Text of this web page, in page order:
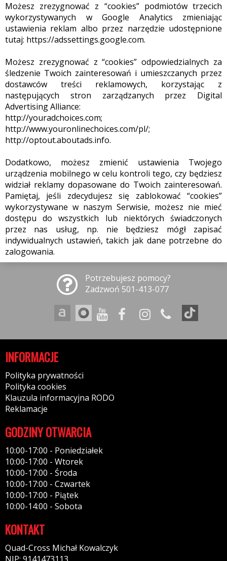
Możesz zrezygnować z “cookies” podmiotów trzecich
wykorzystywanych w Google Analytics zmieniając
ustawienia reklam albo przez narzędzie udostępnione
tutaj: https://adssettings.google.com.
Możesz zrezygnować z “cookies” odpowiedzialnych za
śledzenie Twoich zainteresowań i umieszczanych przez
dostawców treści reklamowych, korzystając z
następujących stron zarządzanych przez Digital
Advertising Alliance:
http://youradchoices.com;
http://www.youronlinechoices.com/pl/;
http://optout.aboutads.info.
Dodatkowo, możesz zmienić ustawienia Twojego
urządzenia mobilnego w celu kontroli tego, czy będziesz
widział reklamy dopasowane do Twoich zainteresowań.
Pamiętaj, jeśli zdecydujesz się zablokować “cookies”
wykorzystywane w naszym Serwisie, możesz nie mieć
dostępu do wszystkich lub niektórych świadczonych
przez nas usług, np. nie będziesz mógł zapisać
indywidualnych ustawień, takich jak dane potrzebne do
zalogowania.
Potrzebujesz pomocy?
Zadzwoń 501-413-077
INFORMACJE
Polityka prywatności
Polityka cookies
Klauzula informacyjna RODO
Reklamacje
GODZINY OTWARCIA
10:00-17:00 - Poniedziałek
10:00-17:00 - Wtorek
10:00-17:00 - Środa
10:00-17:00 - Czwartek
10:00-17:00 - Piątek
10:00-14:00 - Sobota
KONTAKT
Quad-Cross Michał Kowalczyk